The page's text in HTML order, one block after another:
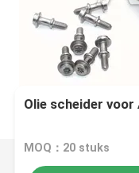
Olie scheider voor
MOQ：20 stuks